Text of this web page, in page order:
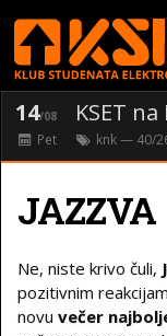
14/08 KSET
Pet knk— 40/
JAZZVA
Ne, niste krivo čuli,
pozitivnim
novu večer